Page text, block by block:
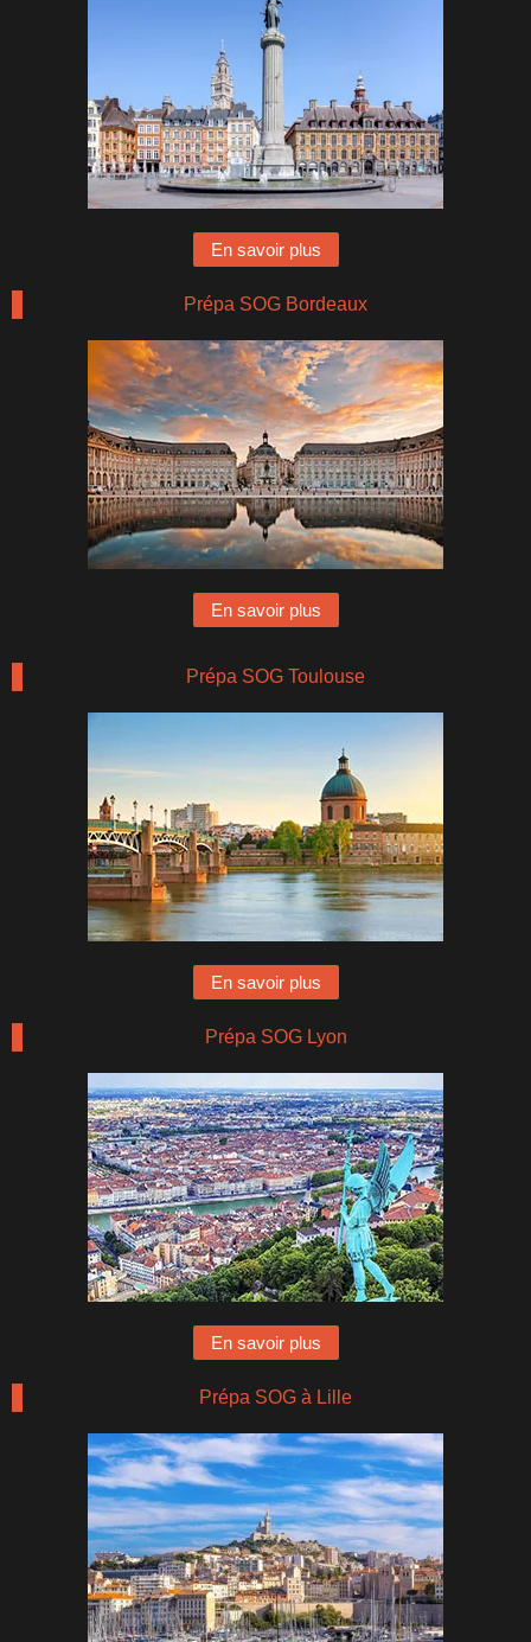
En savoir plus
Prépa SOG Bordeaux
En savoir plus
Prépa SOG Toulouse
En savoir plus
Prépa SOG Lyon
En savoir plus
Prépa SOG à Lille